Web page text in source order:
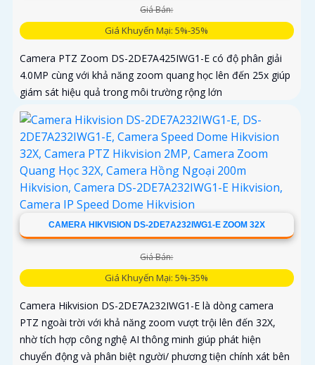
Giá Bán:
Giá Khuyến Mại: 5%-35%
Camera PTZ Zoom DS-2DE7A425IWG1-E có độ phân giải
4.0MP cùng với khả năng zoom quang học lên đến 25x giúp
giám sát hiệu quả trong môi trường rộng lớn
CAMERA HIKVISION DS-2DE7A232IWG1-E ZOOM 32X
Giá Bán:
Giá Khuyến Mại: 5%-35%
Camera Hikvision DS-2DE7A232IWG1-E là dòng camera
PTZ ngoài trời với khả năng zoom vượt trội lên đến 32X,
nhờ tích hợp công nghệ AI thông minh giúp phát hiện
chuyển động và phân biệt người/ phương tiện chính xát bên